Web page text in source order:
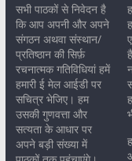
सभी पाठकों से निवेदन है
कि आप अपनी और अपने
संगठन अथवा संस्थान/
प्रतिष्ठान की सिर्फ़
रचनात्मक गतिविधियां हमें
हमारी ई मेल आईडी पर
सचित्र भेजिए। हम
उसकी गुणवत्ता और
सत्यता के आधार पर
अपने बड़ी संख्या में